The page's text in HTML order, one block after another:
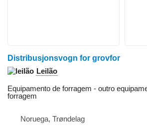
Distribusjonsvogn for grovfor
Leilão
Equipamento de forragem - outro
forragem
Noruega, Trøndelag